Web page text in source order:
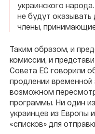
украинского
не будут оказывать
члены,
Таким образом, и
комиссии, и
Совета ЕС говорили
продлении
возможном
программы. Ни один
украинцев из Европы
«списков» для